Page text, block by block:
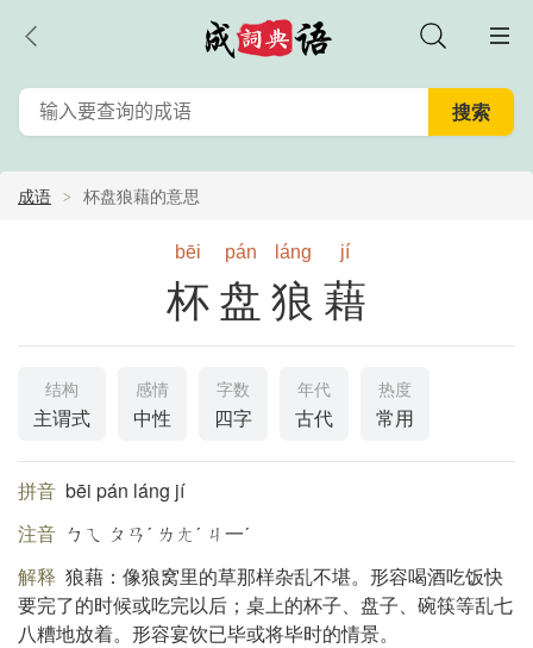
成语 杯盘狼藉的意思
bēi pán láng jí
杯盘狼藉
结构
主谓式
感情
中性
字数
四字
年代
古代
热度
常用
拼音 bēi pán láng jí
注音 ㄅㄟ ㄆㄢˊ ㄌㄤˊ ㄐ一ˊ
解释 狼藉：像狼窝里的草那样杂乱不堪。形容喝酒吃饭快
要完了的时候或吃完以后；桌上的杯子、盘子、碗筷等乱七
八糟地放着。形容宴饮已毕或将毕时的情景。